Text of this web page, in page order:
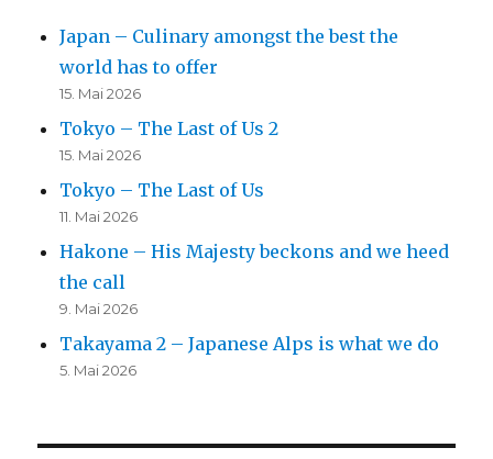
Japan – Culinary amongst the best the
world has to offer
15. Mai 2026
Tokyo – The Last of Us 2
15. Mai 2026
Tokyo – The Last of Us
11. Mai 2026
Hakone – His Majesty beckons and we heed
the call
9. Mai 2026
Takayama 2 – Japanese Alps is what we do
5. Mai 2026